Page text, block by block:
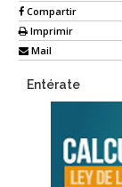
Compartir
Imprimir
Mail
Entérate